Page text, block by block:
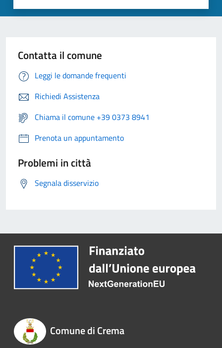
Contatta il comune
Leggi le domande frequenti
Richiedi Assistenza
Chiama il comune +39 0373 8941
Prenota un appuntamento
Problemi in città
Segnala disservizio
Comune di Crema